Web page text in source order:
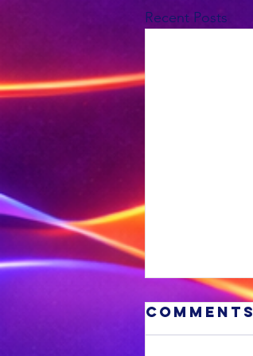
Recent Posts
Comments